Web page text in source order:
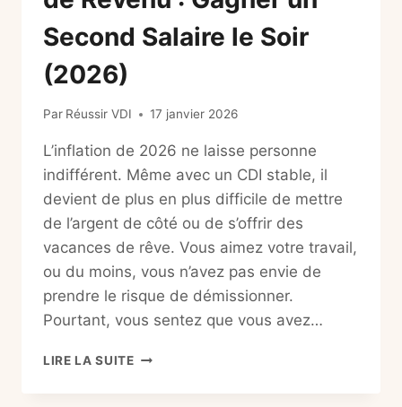
Second Salaire le Soir
(2026)
Par Réussir VDI 17 janvier 2026
L’inflation de 2026 ne laisse personne
indifférent. Même avec un CDI stable, il
devient de plus en plus difficile de mettre
de l’argent de côté ou de s’offrir des
vacances de rêve. Vous aimez votre travail,
ou du moins, vous n’avez pas envie de
prendre le risque de démissionner.
Pourtant, vous sentez que vous avez…
LIRE LA SUITETÉLÉTRAVAIL